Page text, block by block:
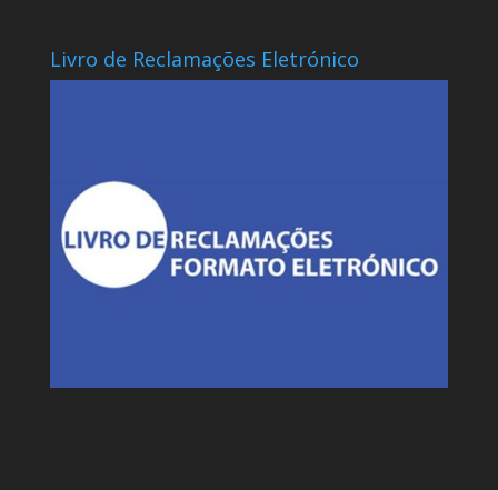
Livro de Reclamações Eletrónico